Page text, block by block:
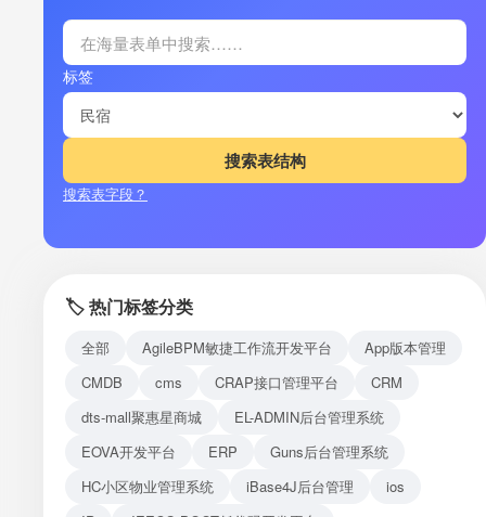
加流量
接口测试
标签
搜索表字段？
🏷️ 热门标签分类
全部 AgileBPM敏捷工作流开发平台
App版本管理
CMDB
cms CRAP接口管理平台
CRM
dts-mall聚惠星商城
EL-ADMIN后台管理系统
EOVA开发平台
ERP
Guns后台管理系统
HC小区物业管理系统
iBase4J后台管理
ios